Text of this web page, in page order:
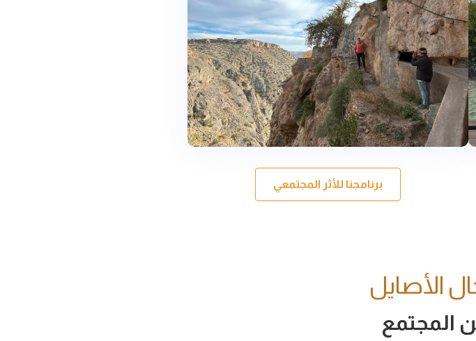
برنامجنا للأثر المجتمعي
الأصايل